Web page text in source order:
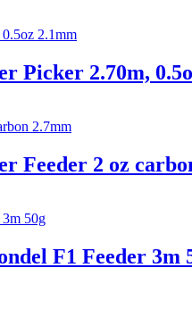
Picker 2.70m,
Feeder 2 oz
F1 Feeder 3m